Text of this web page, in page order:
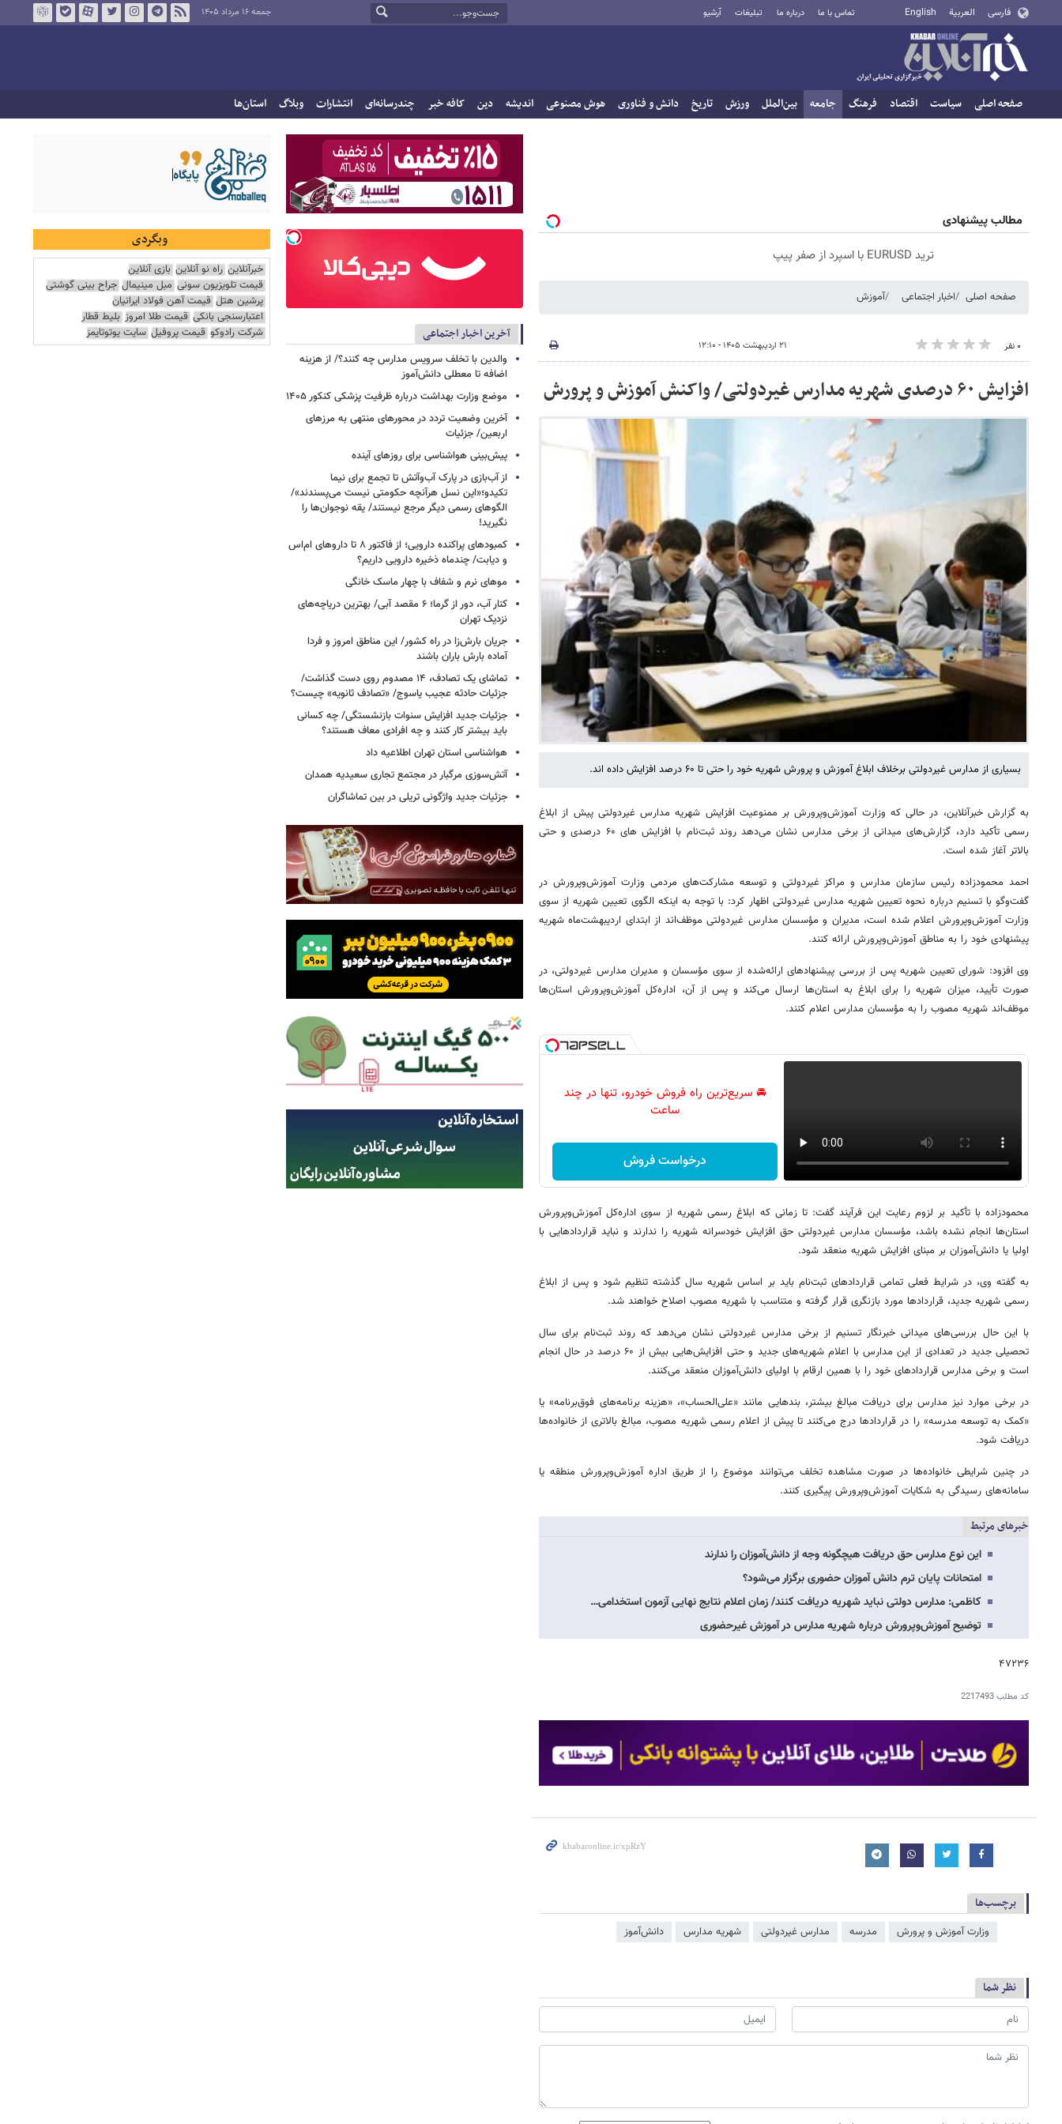
فارسی العربية English تماس با ما درباره ما تبلیغات آرشیو جمعه ۱۶ مرداد ۱۴۰۵
صفحه اصلی سیاست اقتصاد فرهنگ جامعه بین‌الملل ورزش تاریخ دانش و فناوری هوش مصنوعی اندیشه دین کافه خبر چندرسانه‌ای انتشارات وبلاگ استان‌ها
مطالب پیشنهادی
ترید EURUSD با اسپرد از صفر پیپ
صفحه اصلی اخبار اجتماعی آموزش
۰ نفر ۲۱ اردیبهشت ۱۴۰۵ - ۱۲:۱۰
افزایش ۶۰ درصدی شهریه مدارس غیردولتی/ واکنش آموزش و پرورش
بسیاری از مدارس غیردولتی برخلاف ابلاغ آموزش و پرورش شهریه خود را حتی تا ۶۰ درصد افزایش داده اند.
به گزارش خبرآنلاین، در حالی که وزارت آموزش‌وپرورش بر ممنوعیت افزایش شهریه مدارس غیردولتی پیش از ابلاغ
رسمی تأکید دارد، گزارش‌های میدانی از برخی مدارس نشان می‌دهد روند ثبت‌نام با افزایش های ۶۰ درصدی و حتی
بالاتر آغاز شده است.
احمد محمودزاده رئیس سازمان مدارس و مراکز غیردولتی و توسعه مشارکت‌های مردمی وزارت آموزش‌وپرورش در
گفت‌وگو با تسنیم درباره نحوه تعیین شهریه مدارس غیردولتی اظهار کرد: با توجه به اینکه الگوی تعیین شهریه از سوی
وزارت آموزش‌وپرورش اعلام شده است، مدیران و مؤسسان مدارس غیردولتی موظف‌اند از ابتدای اردیبهشت‌ماه شهریه
پیشنهادی خود را به مناطق آموزش‌وپرورش ارائه کنند.
وی افزود: شورای تعیین شهریه پس از بررسی پیشنهادهای ارائه‌شده از سوی مؤسسان و مدیران مدارس غیردولتی، در
صورت تأیید، میزان شهریه را برای ابلاغ به استان‌ها ارسال می‌کند و پس از آن، اداره‌کل آموزش‌وپرورش استان‌ها
موظف‌اند شهریه مصوب را به مؤسسان مدارس اعلام کنند.
🚘 سریع‌ترین راه فروش خودرو، تنها در چند
ساعت
درخواست فروش
محمودزاده با تأکید بر لزوم رعایت این فرآیند گفت: تا زمانی که ابلاغ رسمی شهریه از سوی اداره‌کل آموزش‌وپرورش
استان‌ها انجام نشده باشد، مؤسسان مدارس غیردولتی حق افزایش خودسرانه شهریه را ندارند و نباید قراردادهایی با
اولیا یا دانش‌آموزان بر مبنای افزایش شهریه منعقد شود.
به گفته وی، در شرایط فعلی تمامی قراردادهای ثبت‌نام باید بر اساس شهریه سال گذشته تنظیم شود و پس از ابلاغ
رسمی شهریه جدید، قراردادها مورد بازنگری قرار گرفته و متناسب با شهریه مصوب اصلاح خواهند شد.
با این حال بررسی‌های میدانی خبرنگار تسنیم از برخی مدارس غیردولتی نشان می‌دهد که روند ثبت‌نام برای سال
تحصیلی جدید در تعدادی از این مدارس با اعلام شهریه‌های جدید و حتی افزایش‌هایی بیش از ۶۰ درصد در حال انجام
است و برخی مدارس قراردادهای خود را با همین ارقام با اولیای دانش‌آموزان منعقد می‌کنند.
در برخی موارد نیز مدارس برای دریافت مبالغ بیشتر، بندهایی مانند «علی‌الحساب»، «هزینه برنامه‌های فوق‌برنامه» یا
«کمک به توسعه مدرسه» را در قراردادها درج می‌کنند تا پیش از اعلام رسمی شهریه مصوب، مبالغ بالاتری از خانواده‌ها
دریافت شود.
در چنین شرایطی خانواده‌ها در صورت مشاهده تخلف می‌توانند موضوع را از طریق اداره آموزش‌وپرورش منطقه یا
سامانه‌های رسیدگی به شکایات آموزش‌وپرورش پیگیری کنند.
خبرهای مرتبط
این نوع مدارس حق دریافت هیچگونه وجه از دانش‌آموزان را ندارند
امتحانات پایان ترم دانش آموزان حضوری برگزار می‌شود؟
کاظمی: مدارس دولتی نباید شهریه دریافت کنند/ زمان اعلام نتایج نهایی آزمون استخدامی…
توضیح آموزش‌وپرورش درباره شهریه مدارس در آموزش غیرحضوری
۴۷۲۳۶
کد مطلب2217493
برچسب‌ها
وزارت آموزش و پرورش مدرسه مدارس غیردولتی شهریه مدارس دانش‌آموز
نظر شما
آخرین اخبار اجتماعی
والدین با تخلف سرویس مدارس چه کنند؟/ از هزینه
اضافه تا معطلی دانش‌آموز
موضع وزارت بهداشت درباره ظرفیت پزشکی کنکور ۱۴۰۵
آخرین وضعیت تردد در محورهای منتهی به مرزهای
اربعین/ جزئیات
پیش‌بینی هواشناسی برای روزهای آینده
از آب‌بازی در پارک آب‌وآتش تا تجمع برای نیما
تکیدو؛«این نسل هرآنچه حکومتی نیست می‌پسندند»/
الگوهای رسمی دیگر مرجع نیستند/ یقه نوجوان‌ها را
نگیرید!
کمبودهای پراکنده دارویی؛ از فاکتور ۸ تا داروهای ام‌اس
و دیابت/ چندماه ذخیره دارویی داریم؟
موهای نرم و شفاف با چهار ماسک خانگی
کنار آب، دور از گرما؛ ۶ مقصد آبی/ بهترین دریاچه‌های
نزدیک تهران
جریان بارش‌زا در راه کشور/ این مناطق امروز و فردا
آماده بارش باران باشند
تماشای یک تصادف، ۱۴ مصدوم روی دست گذاشت/
جزئیات حادثه عجیب یاسوج/ «تصادف ثانویه» چیست؟
جزئیات جدید افزایش سنوات بازنشستگی/ چه کسانی
باید بیشتر کار کنند و چه افرادی معاف هستند؟
هواشناسی استان تهران اطلاعیه داد
آتش‌سوزی مرگبار در مجتمع تجاری سعیدیه همدان
جزئیات جدید واژگونی تریلی در بین تماشاگران
وبگردی
خبرآنلاین راه نو آنلاین بازی آنلاین
قیمت تلویزیون سونی مبل مینیمال جراح بینی گوشتی
پرشین هتل قیمت آهن فولاد ایرانیان
اعتبارسنجی بانکی قیمت طلا امروز بلیط قطار
شرکت رادوکو قیمت پروفیل سایت یوتوتایمز